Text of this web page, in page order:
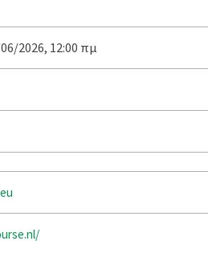
2026, 12:00 πμ